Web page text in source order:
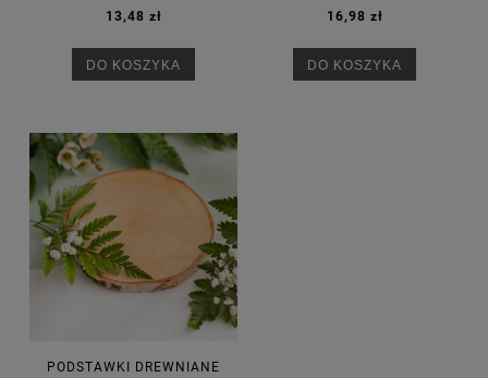
13,48 zł
DO KOSZYKA
16,98 zł
DO KOSZYKA
PODSTAWKI DREWNIANE